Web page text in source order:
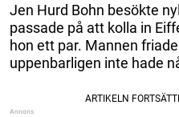
Jen Hurd Bohn besökte
passade på att kolla in
hon ett par. Mannen
uppenbarligen inte hade